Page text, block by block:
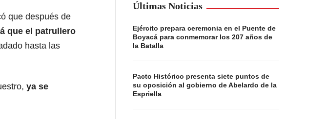
que después de
que el patrullero
hasta las
ya se
Últimas Noticias
Ejército prepara ceremonia en el Puente de
Boyacá para conmemorar los 207 años de
la Batalla
Pacto Histórico presenta siete puntos de
su oposición al gobierno de Abelardo de la
Espriella